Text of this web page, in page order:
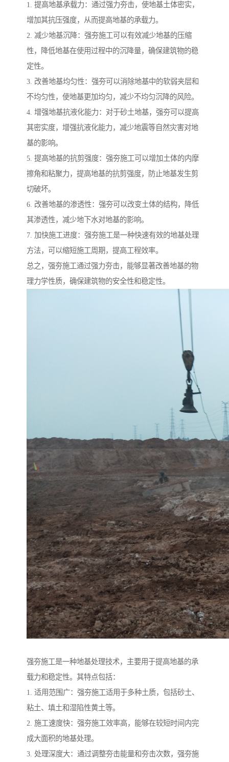
1. 提高地基承载力：通过强力夯击，使地基土体密实，
增加其抗压强度，从而提高地基的承载力。
2. 减少地基沉降：强夯施工可以有效减少地基的压缩
性，降低地基在使用过程中的沉降量，确保建筑物的稳
定性。
3. 改善地基均匀性：强夯可以消除地基中的软弱夹层和
不均匀性，使地基更加均匀，减少不均匀沉降的风险。
4. 增强地基抗液化能力：对于砂土地基，强夯可以提高
其密实度，增强抗液化能力，减少地震等自然灾害对地
基的影响。
5. 提高地基的抗剪强度：强夯施工可以增加土体的内摩
擦角和粘聚力，提高地基的抗剪强度，防止地基发生剪
切破坏。
6. 改善地基的渗透性：强夯可以改变土体的结构，降低
其渗透性，减少地下水对地基的影响。
7. 加快施工进度：强夯施工是一种快速有效的地基处理
方法，可以缩短施工周期，提高工程效率。
总之，强夯施工通过强力夯击，能够显著改善地基的物
理力学性质，确保建筑物的安全性和稳定性。
强夯施工是一种地基处理技术，主要用于提高地基的承
载力和稳定性。其特点包括：
1. 适用范围广：强夯施工适用于多种土质，包括砂土、
粘土、填土和湿陷性黄土等。
2. 施工速度快：强夯施工效率高，能够在较短时间内完
成大面积的地基处理。
3. 处理深度大：通过调整夯击能量和夯击次数，强夯施